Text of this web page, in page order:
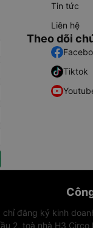
Tin tức
Liên hệ
Theo dõi
Tiktok
chỉ đăng ký kinh
2, toà nhà H3 Circo